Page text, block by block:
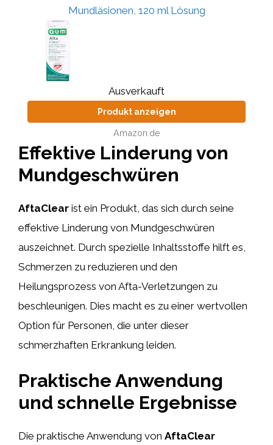
Mundläsionen, 120 ml Lösung
Ausverkauft
Produkt anzeigen
Amazon.de
Effektive Linderung von
Mundgeschwüren
AftaClear ist ein Produkt, das sich durch seine
effektive Linderung von Mundgeschwüren
auszeichnet. Durch spezielle Inhaltsstoffe hilft es,
Schmerzen zu reduzieren und den
Heilungsprozess von Afta-Verletzungen zu
beschleunigen. Dies macht es zu einer wertvollen
Option für Personen, die unter dieser
schmerzhaften Erkrankung leiden.
Praktische Anwendung
und schnelle Ergebnisse
Die praktische Anwendung von AftaClear